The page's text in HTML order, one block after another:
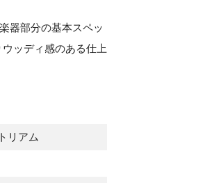
器部分の基本スペッ
ッディ感のある仕上
リアム